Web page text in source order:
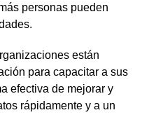
personas pueden
están
para capacitar a sus
efectiva de mejorar y
rápidamente y a un